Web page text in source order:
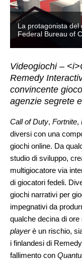
La protagonista del
Federal Bureau of
Videogiochi –
Remedy
convincente
agenzie segrete
Call of Duty, Fortnite,
diversi con una
giochi online. Da
studio di sviluppo,
multigiocatore via
di giocatori fedeli.
giochi narrativi per
impegnativi da
qualche decina di
playerè un rischio,
i finlandesi di
fallimento con